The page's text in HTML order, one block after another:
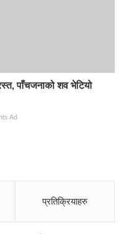
पाँचजनाको शव भेटियो
Ad
प्रतिक्रियाहरु